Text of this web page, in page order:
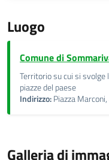
Luogo
Comune di
Territorio su cui si
piazze del paese
Indirizzo:Piazza
Galleria di